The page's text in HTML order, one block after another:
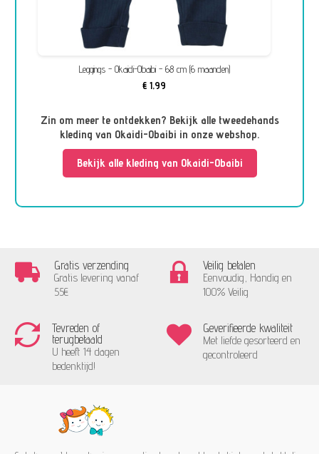
Leggings - Okaidi-Obaibi - 68 cm (6 maanden)
€ 1,99
Zin om meer te ontdekken? Bekijk alle tweedehands
kleding van Okaidi-Obaibi in onze webshop.
Bekijk alle kleding van Okaidi-Obaibi
Gratis verzending
Gratis levering vanaf
55€
Veilig betalen
Eenvoudig, Handig en
100% Veilig
Tevreden of
terugbetaald
U heeft 14 dagen
bedenktijd!
Geverifieerde kwaliteit
Met liefde gesorteerd en
gecontroleerd